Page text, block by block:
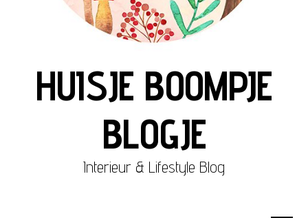
HUISJE BOOMPJE
BLOGJE
Interieur & Lifestyle Blog